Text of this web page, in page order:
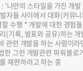
'나만의 스타일을 가진 개발
자들 사이에서 대화(커뮤니
수행 * 개발에 대한 경험들
(기록, 발표와 공유)하는 개
관련 개발을 하는 사람이라
한 그런 개발관련 파워블로
재편하려고 하는 중